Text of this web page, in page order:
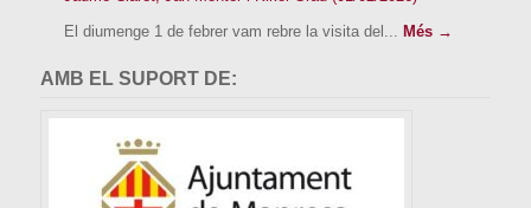
El diumenge 1 de febrer vam rebre la visita del...
Més →
AMB EL SUPORT DE: